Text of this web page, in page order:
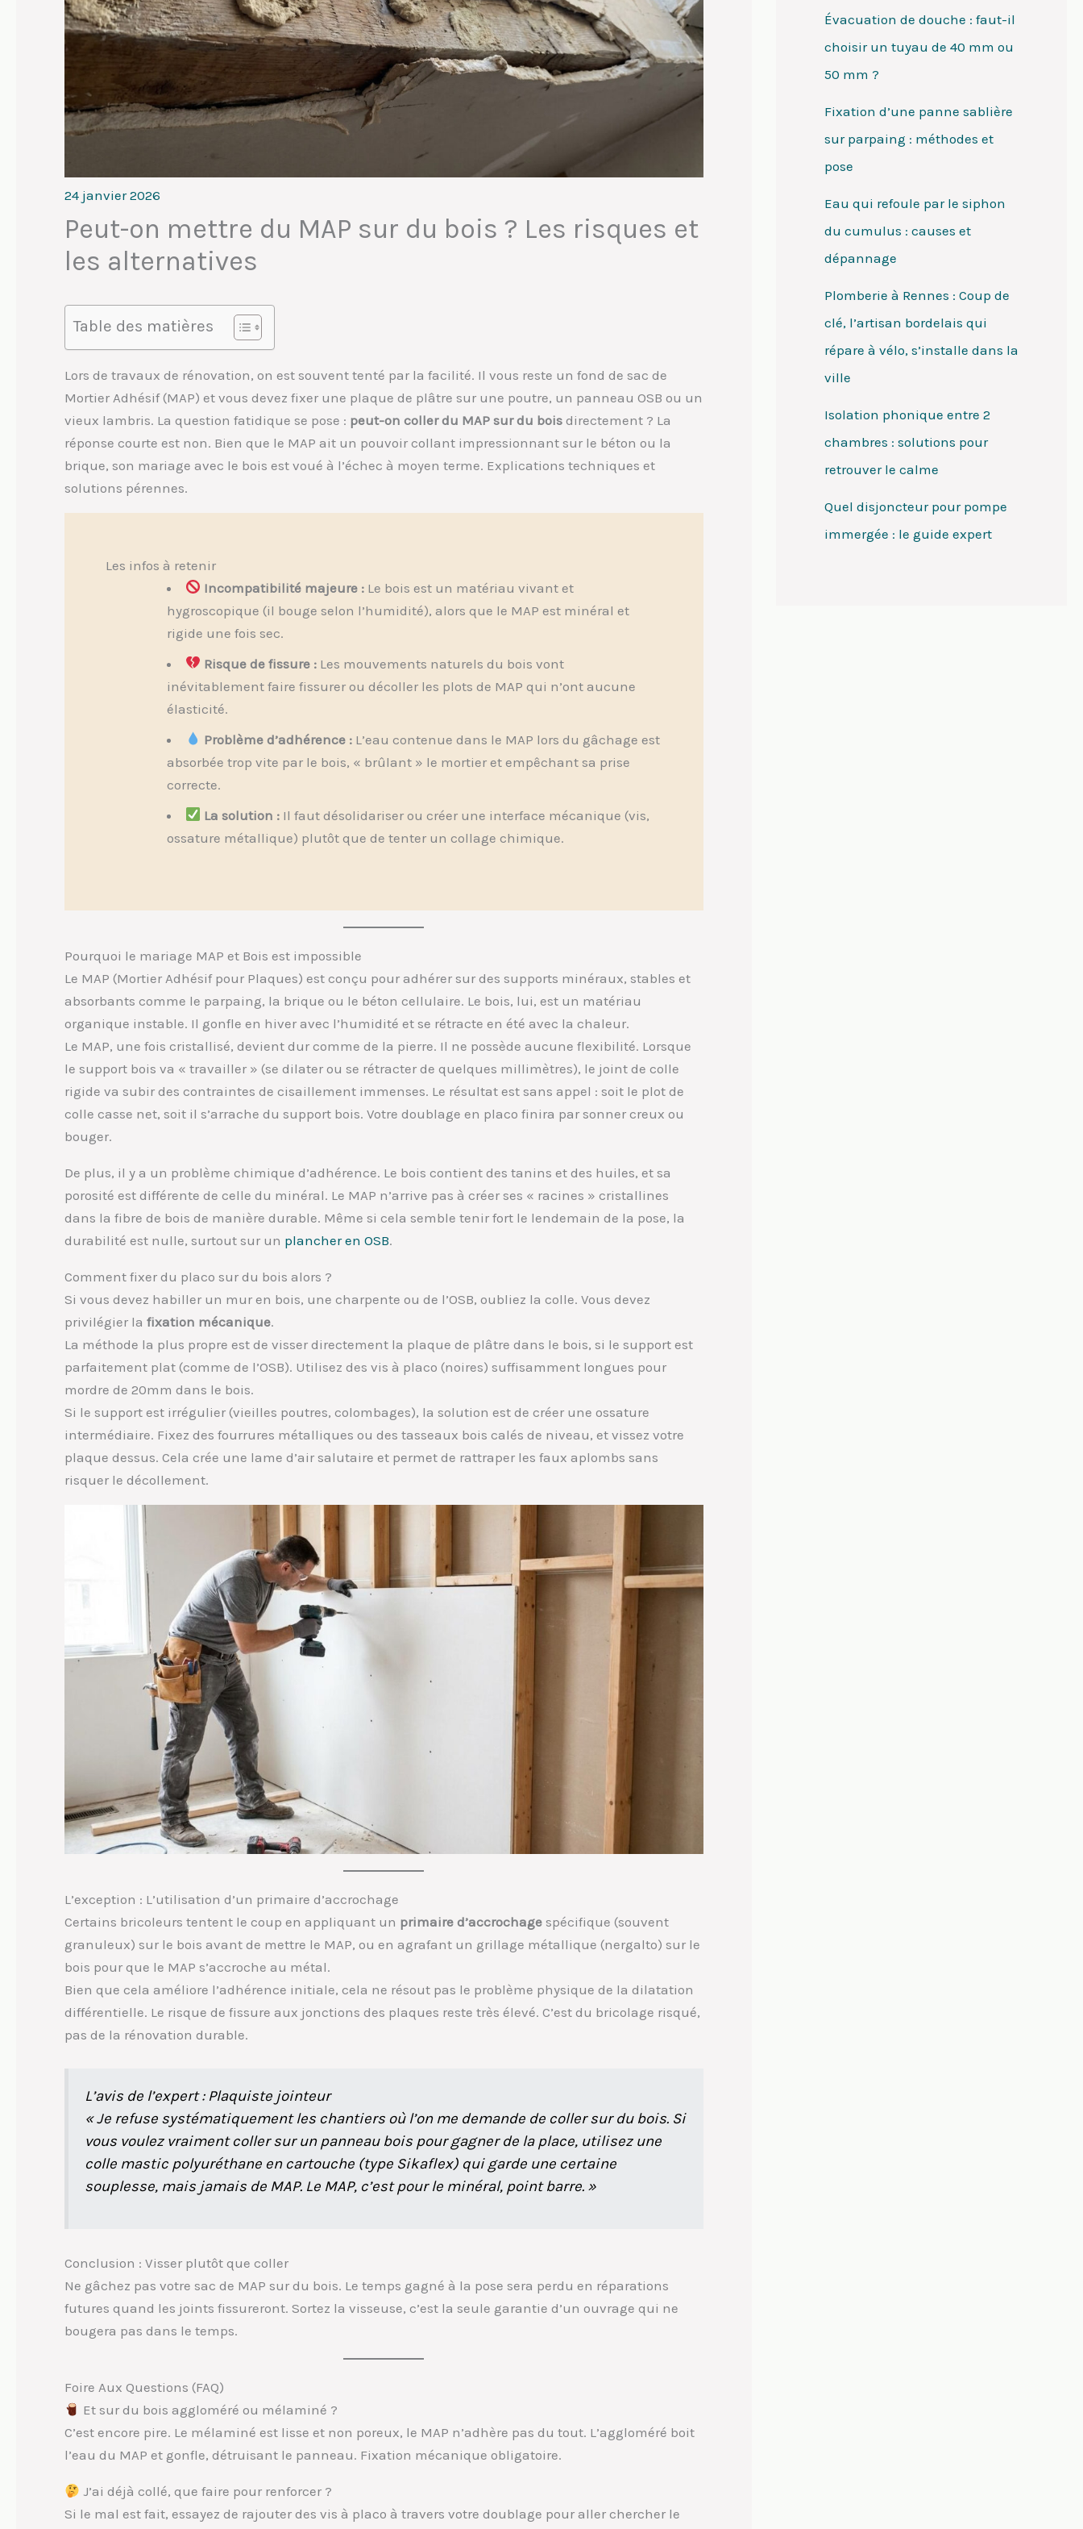
24 janvier 2026
Peut-on mettre du MAP sur du bois ? Les risques et
les alternatives
Table des matières
Lors de travaux de rénovation, on est souvent tenté par la facilité. Il vous reste un fond de sac de
Mortier Adhésif (MAP) et vous devez fixer une plaque de plâtre sur une poutre, un panneau OSB ou un
vieux lambris. La question fatidique se pose : peut-on coller du MAP sur du bois directement ? La
réponse courte est non. Bien que le MAP ait un pouvoir collant impressionnant sur le béton ou la
brique, son mariage avec le bois est voué à l’échec à moyen terme. Explications techniques et
solutions pérennes.
Les infos à retenir
Incompatibilité majeure : Le bois est un matériau vivant et
hygroscopique (il bouge selon l’humidité), alors que le MAP est minéral et
rigide une fois sec.
Risque de fissure : Les mouvements naturels du bois vont
inévitablement faire fissurer ou décoller les plots de MAP qui n’ont aucune
élasticité.
Problème d’adhérence : L’eau contenue dans le MAP lors du gâchage est
absorbée trop vite par le bois, « brûlant » le mortier et empêchant sa prise
correcte.
La solution : Il faut désolidariser ou créer une interface mécanique (vis,
ossature métallique) plutôt que de tenter un collage chimique.
Pourquoi le mariage MAP et Bois est impossible
Le MAP (Mortier Adhésif pour Plaques) est conçu pour adhérer sur des supports minéraux, stables et
absorbants comme le parpaing, la brique ou le béton cellulaire. Le bois, lui, est un matériau
organique instable. Il gonfle en hiver avec l’humidité et se rétracte en été avec la chaleur.
Le MAP, une fois cristallisé, devient dur comme de la pierre. Il ne possède aucune flexibilité. Lorsque
le support bois va « travailler » (se dilater ou se rétracter de quelques millimètres), le joint de colle
rigide va subir des contraintes de cisaillement immenses. Le résultat est sans appel : soit le plot de
colle casse net, soit il s’arrache du support bois. Votre doublage en placo finira par sonner creux ou
bouger.
De plus, il y a un problème chimique d’adhérence. Le bois contient des tanins et des huiles, et sa
porosité est différente de celle du minéral. Le MAP n’arrive pas à créer ses « racines » cristallines
dans la fibre de bois de manière durable. Même si cela semble tenir fort le lendemain de la pose, la
durabilité est nulle, surtout sur un plancher en OSB.
Comment fixer du placo sur du bois alors ?
Si vous devez habiller un mur en bois, une charpente ou de l’OSB, oubliez la colle. Vous devez
privilégier la fixation mécanique.
La méthode la plus propre est de visser directement la plaque de plâtre dans le bois, si le support est
parfaitement plat (comme de l’OSB). Utilisez des vis à placo (noires) suffisamment longues pour
mordre de 20mm dans le bois.
Si le support est irrégulier (vieilles poutres, colombages), la solution est de créer une ossature
intermédiaire. Fixez des fourrures métalliques ou des tasseaux bois calés de niveau, et vissez votre
plaque dessus. Cela crée une lame d’air salutaire et permet de rattraper les faux aplombs sans
risquer le décollement.
L’exception : L’utilisation d’un primaire d’accrochage
Certains bricoleurs tentent le coup en appliquant un primaire d’accrochage spécifique (souvent
granuleux) sur le bois avant de mettre le MAP, ou en agrafant un grillage métallique (nergalto) sur le
bois pour que le MAP s’accroche au métal.
Bien que cela améliore l’adhérence initiale, cela ne résout pas le problème physique de la dilatation
différentielle. Le risque de fissure aux jonctions des plaques reste très élevé. C’est du bricolage risqué,
pas de la rénovation durable.
L’avis de l’expert : Plaquiste jointeur
« Je refuse systématiquement les chantiers où l’on me demande de coller sur du bois. Si
vous voulez vraiment coller sur un panneau bois pour gagner de la place, utilisez une
colle mastic polyuréthane en cartouche (type Sikaflex) qui garde une certaine
souplesse, mais jamais de MAP. Le MAP, c’est pour le minéral, point barre. »
Conclusion : Visser plutôt que coller
Ne gâchez pas votre sac de MAP sur du bois. Le temps gagné à la pose sera perdu en réparations
futures quand les joints fissureront. Sortez la visseuse, c’est la seule garantie d’un ouvrage qui ne
bougera pas dans le temps.
Foire Aux Questions (FAQ)
Et sur du bois aggloméré ou mélaminé ?
C’est encore pire. Le mélaminé est lisse et non poreux, le MAP n’adhère pas du tout. L’aggloméré boit
l’eau du MAP et gonfle, détruisant le panneau. Fixation mécanique obligatoire.
J’ai déjà collé, que faire pour renforcer ?
Si le mal est fait, essayez de rajouter des vis à placo à travers votre doublage pour aller chercher le
Évacuation de douche : faut-il
choisir un tuyau de 40 mm ou
50 mm ?
Fixation d’une panne sablière
sur parpaing : méthodes et
pose
Eau qui refoule par le siphon
du cumulus : causes et
dépannage
Plomberie à Rennes : Coup de
clé, l’artisan bordelais qui
répare à vélo, s’installe dans la
ville
Isolation phonique entre 2
chambres : solutions pour
retrouver le calme
Quel disjoncteur pour pompe
immergée : le guide expert